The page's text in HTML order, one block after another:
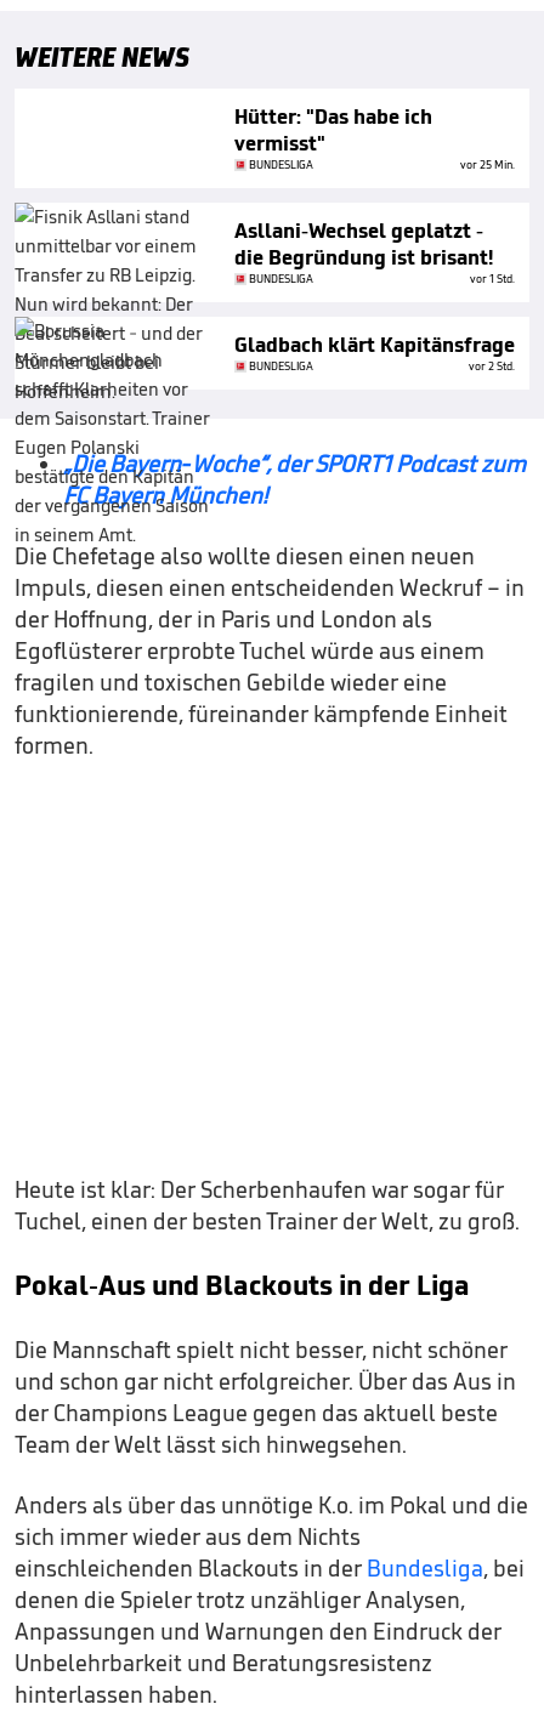
WEITERE NEWS
Hütter: "Das habe ich
vermisst"
BUNDESLIGA vor 25 Min.
Asllani-Wechsel geplatzt -
die Begründung ist brisant!
BUNDESLIGA vor 1 Std.
Gladbach klärt Kapitänsfrage
BUNDESLIGA vor 2 Std.
„Die Bayern-Woche“, der SPORT1 Podcast zum
FC Bayern München!
Die Chefetage also wollte diesen einen neuen
Impuls, diesen einen entscheidenden Weckruf – in
der Hoffnung, der in Paris und London als
Egoflüsterer erprobte Tuchel würde aus einem
fragilen und toxischen Gebilde wieder eine
funktionierende, füreinander kämpfende Einheit
formen.
Heute ist klar: Der Scherbenhaufen war sogar für
Tuchel, einen der besten Trainer der Welt, zu groß.
Pokal-Aus und Blackouts in der Liga
Die Mannschaft spielt nicht besser, nicht schöner
und schon gar nicht erfolgreicher. Über das Aus in
der Champions League gegen das aktuell beste
Team der Welt lässt sich hinwegsehen.
Anders als über das unnötige K.o. im Pokal und die
sich immer wieder aus dem Nichts
einschleichenden Blackouts in der Bundesliga, bei
denen die Spieler trotz unzähliger Analysen,
Anpassungen und Warnungen den Eindruck der
Unbelehrbarkeit und Beratungsresistenz
hinterlassen haben.